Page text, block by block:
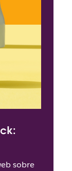
sobre